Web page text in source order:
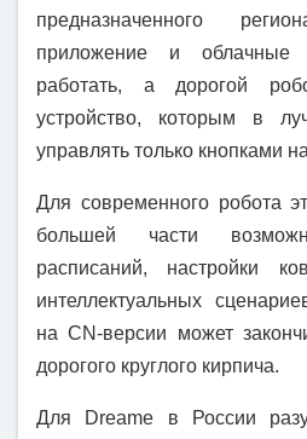
предназначенного
приложение и облачные
работать, а дорогой
устройство, которым в
управлять только кнопками
Для современного робота
большей части
расписаний, настройки
интеллектуальных
на CN-версии может
дорогого круглого кирпича.
Для Dreame в России